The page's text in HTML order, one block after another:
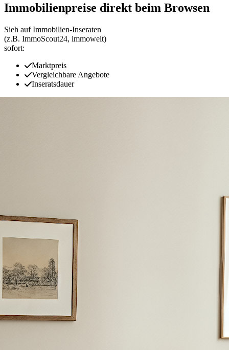
Immobilienpreise direkt beim Browsen
Sieh auf Immobilien‑Inseraten
(z.B. ImmoScout24, immowelt)
sofort:
Marktpreis
Vergleichbare Angebote
Inseratsdauer